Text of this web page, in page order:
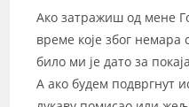
Ако затражиш од мене
време које због немара
било ми је дато за
А ако будем подвргнут